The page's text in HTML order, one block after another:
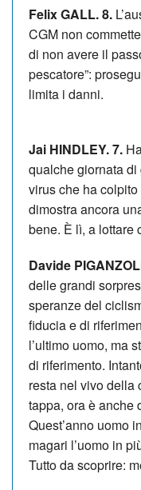
Felix GALL. 8.
CGM non
di non avere il
pescatore”:
limita i danni.
Jai HINDLEY. 7.
qualche giornata
virus che ha
dimostra ancora
bene. È lì, a lottare
Davide
delle grandi
speranze del
fiducia e di
l’ultimo uomo, ma
di riferimento.
resta nel vivo della
tappa, ora è anche
Quest’anno uomo
magari l’uomo in
Tutto da scoprire: